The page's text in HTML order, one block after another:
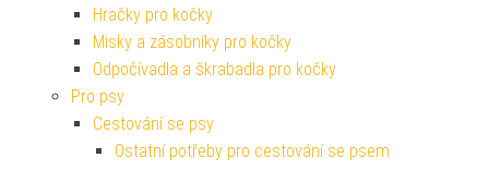
Hračky pro kočky
Misky a zásobníky pro kočky
Odpočívadla a škrabadla pro kočky
Pro psy
Cestování se psy
Ostatní potřeby pro cestování se psem